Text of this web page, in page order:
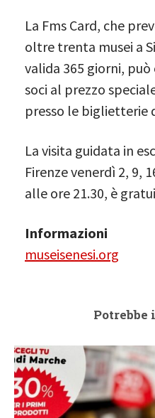
La Fms Card, che
oltre trenta musei a
valida 365 giorni, può
soci al prezzo
presso le biglietterie
La visita guidata in
Firenze venerdì 2, 9,
alle ore 21.30, è
Informazioni
museisenesi.org